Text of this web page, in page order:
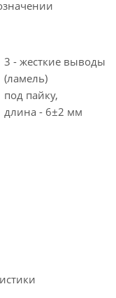
3 - жесткие выводы
(ламель)
под пайку,
длина - 6±2 мм